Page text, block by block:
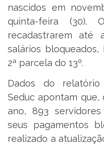
nascidos em
quinta-feira (30).
recadastrarem até
salários
2ª parcela do 13º.
Dados do
Seduc apontam
ano, 893
seus pagamentos
realizado a